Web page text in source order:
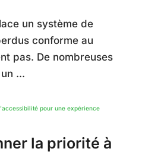
un système de
conforme au
pas. De nombreuses
...
la priorité à